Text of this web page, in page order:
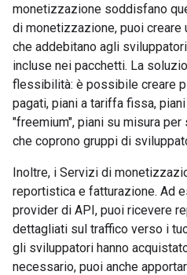
monetizzazione soddisfano
di monetizzazione, puoi creare
che addebitano agli
incluse nei pacchetti. La
flessibilità: è possibile creare
pagati, piani a tariffa fissa,
"freemium", piani su misura
che coprono gruppi di
Inoltre, i Servizi di
reportistica e fatturazione. Ad
provider di API, puoi ricevere
dettagliati sul traffico verso i
gli sviluppatori hanno
necessario, puoi anche